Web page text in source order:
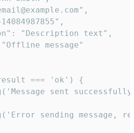
"Description text",
message"
=== 'ok') {
sent
sending message,